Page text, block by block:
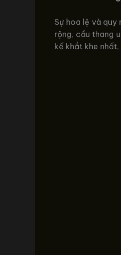
Sự hoa lệ và
rộng, cầu thang
kế khắt khe